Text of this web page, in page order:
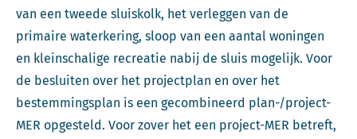
van een tweede sluiskolk, het verleggen van de
primaire waterkering, sloop van een aantal woningen
en kleinschalige recreatie nabij de sluis mogelijk. Voor
de besluiten over het projectplan en over het
bestemmingsplan is een gecombineerd plan-/project-
MER opgesteld. Voor zover het een project-MER betreft,